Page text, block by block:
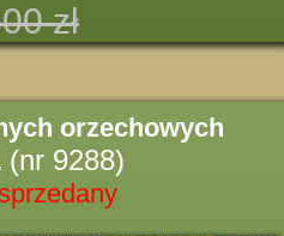
zł
orzechowych
(nr 9288)